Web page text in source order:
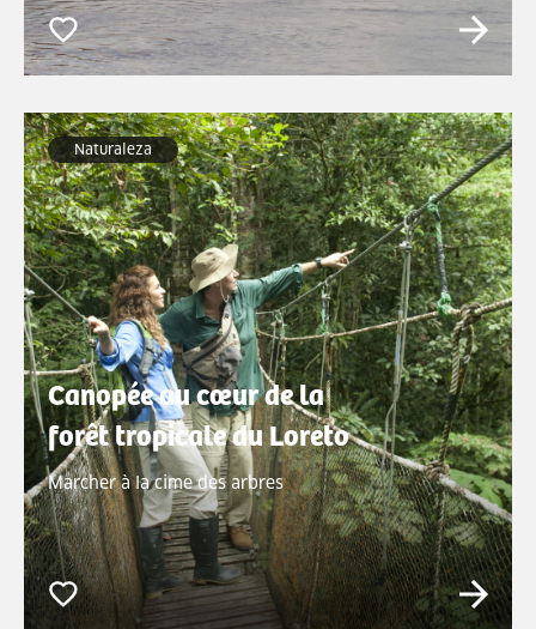
Naturaleza
Canopée au cœur de la
forêt tropicale du Loreto
Marcher à la cime des arbres